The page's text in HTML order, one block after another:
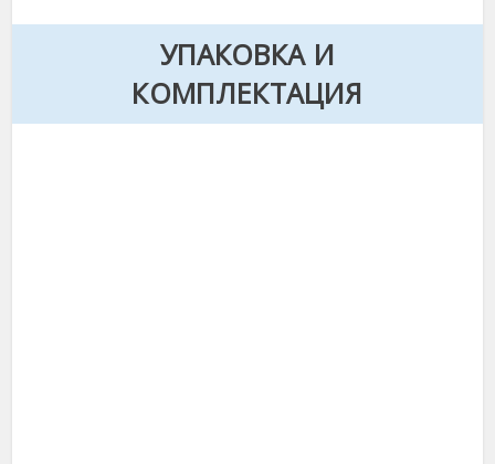
УПАКОВКА И
КОМПЛЕКТАЦИЯ